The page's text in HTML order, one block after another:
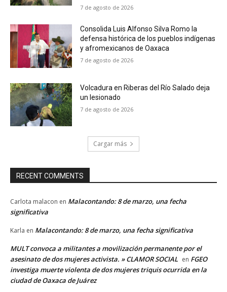
7 de agosto de 2026
Consolida Luis Alfonso Silva Romo la
defensa histórica de los pueblos indígenas
y afromexicanos de Oaxaca
7 de agosto de 2026
Volcadura en Riberas del Río Salado deja
un lesionado
7 de agosto de 2026
Cargar más
RECENT COMMENTS
Carlota malacon en Malacontando: 8 de marzo, una fecha
significativa
Karla en Malacontando: 8 de marzo, una fecha significativa
MULT convoca a militantes a movilización permanente por el
asesinato de dos mujeres activista. » CLAMOR SOCIAL en FGEO
investiga muerte violenta de dos mujeres triquis ocurrida en la
ciudad de Oaxaca de Juárez